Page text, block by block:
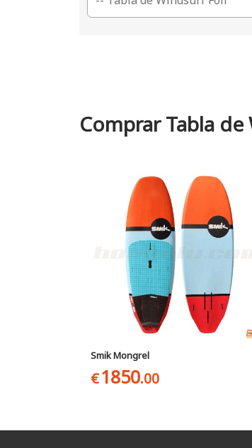
Comprar Tabla
Smik Mongrel
€1850.00